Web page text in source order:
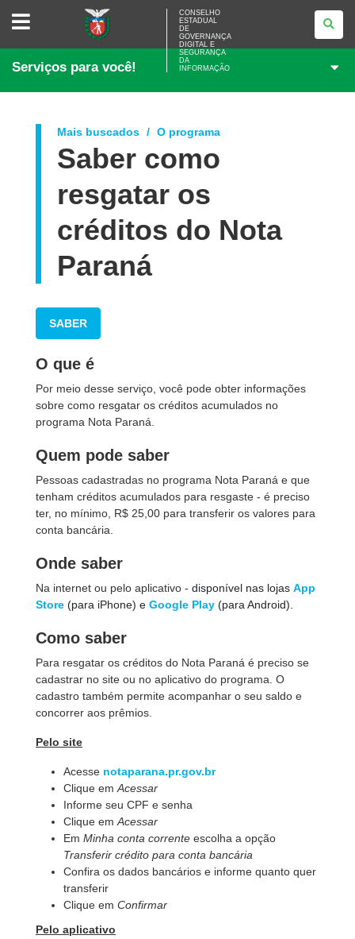
CONSELHO
ESTADUAL
GOVERNANÇA
E
DA
CONSELHO
ESTADUAL
DE
GOVERNANÇA
DIGITAL E
SEGURANÇA
DA
INFORMAÇÃO
Serviços para você!
Mais buscados O programa
Saber como
resgatar os
créditos do Nota
Paraná
SABER
O que é
Por meio desse serviço, você pode obter informações
sobre como resgatar os créditos acumulados no
programa Nota Paraná.
Quem pode saber
Pessoas cadastradas no programa Nota Paraná e que
tenham créditos acumulados para resgaste - é preciso
ter, no mínimo, R$ 25,00 para transferir os valores para
conta bancária.
Onde saber
Na internet ou pelo aplicativo - disponível nas lojas App
Store (para iPhone) e Google Play (para Android).
Como saber
Para resgatar os créditos do Nota Paraná é preciso se
cadastrar no site ou no aplicativo do programa. O
cadastro também permite acompanhar o seu saldo e
concorrer aos prêmios.
Pelo site
Acesse notaparana.pr.gov.br
Clique em Acessar
Informe seu CPF e senha
Clique em Acessar
Em Minha conta corrente escolha a opção
Transferir crédito para conta bancária
Confira os dados bancários e informe quanto quer
transferir
Clique em Confirmar
Pelo aplicativo